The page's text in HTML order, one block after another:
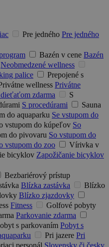
Pre jedného Pre jedného
Bazén v cene Bazén
Neobmedzené wellness
palice
Prepojené s
wellness Privátne
zdarma
S
S procedúrami
Sauna
do aquaparku Se vstupom do
vstupom do kúpeľov So
do pivovaru So vstupom do
vstupom do zoo
Vírivka v
bicyklov Zapožičanie bicyklov
Bezbariérový prístup
Blízka zastávka
Blízko
Blízko zjazdovky
Fitness
Golfové pobyty
Parkovanie zdarma
s parkovaním Pobyt s
Pri jazere Pri